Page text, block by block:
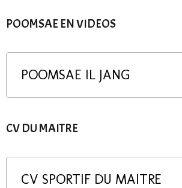
POOMSAE EN VIDEOS
POOMSAE IL JANG
CV DU MAITRE
CV SPORTIF DU MAITRE